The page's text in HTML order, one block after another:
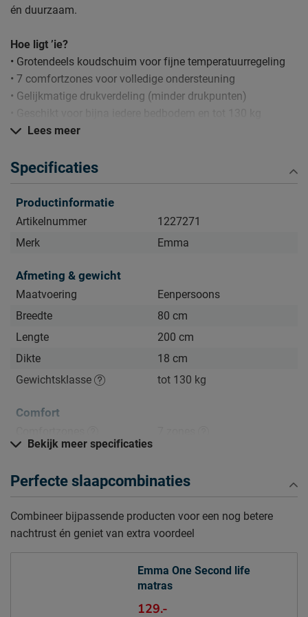
én duurzaam.
Hoe ligt ’ie?
• Grotendeels koudschuim voor fijne temperatuurregeling
• 7 comfortzones voor volledige ondersteuning
• Gelijkmatige drukverdeling (minder drukpunten)
• Second Life: zo goed als nieuw, veel voordeliger
• Ideale prijs-kwaliteitverhouding
• Ondersteuning waar je die nodig hebt
• Past zich aan jou aan
Slim in huis
Opgerold verpakt. 24 uur na uitpakken op volle dikte en
klaar voor je eerste nacht.
Zo blijft het Emma One matras lang mooi (en schoon)
Kijk bij het kopje ‘Goed om te weten’ om alle tips & tricks te
zien.
Lees meer
Specificaties
Productinformatie
Artikelnummer
1227271
Merk
Emma
Afmeting & gewicht
Maatvoering
Eenpersoons
Breedte
80 cm
Lengte
200 cm
Dikte
18 cm
Gewichtsklasse
tot 130 kg
Comfort
Hardheid
Slaaphouding
buik, rug, zij
Warmteregulatie
Houdt goed warmte vast
Kern matras
2 cm Airgocell schuim
comfortlaag; 2 cm Visco
schuim kern; 14 cm HRX
Bekijk meer specificaties
Perfecte slaapcombinaties
Combineer bijpassende producten voor een nog betere
nachtrust én geniet van extra voordeel
Emma One Second life
matras
129.-